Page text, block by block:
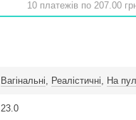
10 платежів по 207.00
Вагінальні, Реалістичні, На
23.0